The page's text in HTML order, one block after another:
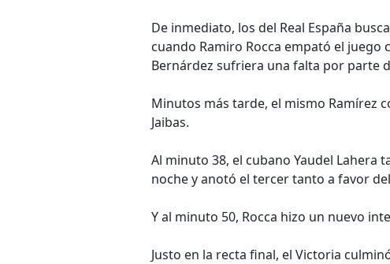
De inmediato, los del Real España
cuando Ramiro Rocca empató el
Bernárdez sufriera una falta por parte
Minutos más tarde, el mismo Ramírez
Jaibas.
Al minuto 38, el cubano Yaudel Lahera
noche y anotó el tercer tanto a favor
Y al minuto 50, Rocca hizo un nuevo
Justo en la recta final, el Victoria